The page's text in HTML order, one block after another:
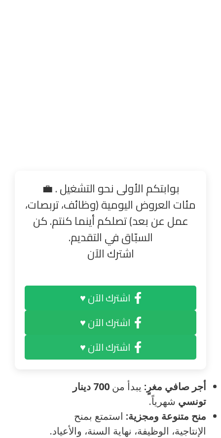
بوابتكم الأولى نحو التشغيل . 💼
مئات العروض اليومية (وظائف، تربصات،
عمل عن بعد) تصلكم أينما كنتم. كن
السبّاق في التقديم.
اشترك الآن
اشترك الآن ♥
اشترك الآن ♥
اشترك الآن ♥
أجر صافي مغرٍ: يبدأ من
700 دينار
تونسي شهرياً.
منح متنوعة ومجزية: استمتع بمنح
الإنتاجية، الوظيفة، نهاية السنة، والأعياد.